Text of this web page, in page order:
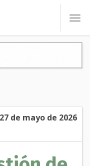
de mayo de 2026